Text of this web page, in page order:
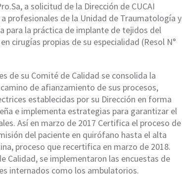
a solicitud de la Dirección de CUCAI
profesionales de la Unidad de Traumatología y
para la práctica de implante de tejidos del
cirugías propias de su especialidad (Resol N°
de su Comité de Calidad se consolida la
de afianzamiento de sus procesos,
establecidas por su Dirección en forma
e implementa estrategias para garantizar el
Así en marzo de 2017 Certifica el proceso de
del paciente en quirófano hasta el alta
proceso que recertifica en marzo de 2018.
Calidad, se implementaron las encuestas de
internados como los ambulatorios.